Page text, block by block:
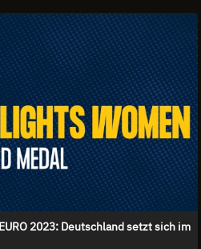
2023: Deutschland setzt sich im